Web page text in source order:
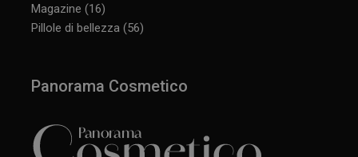
Magazine (16)
Pillole di bellezza (56)
Panorama Cosmetico